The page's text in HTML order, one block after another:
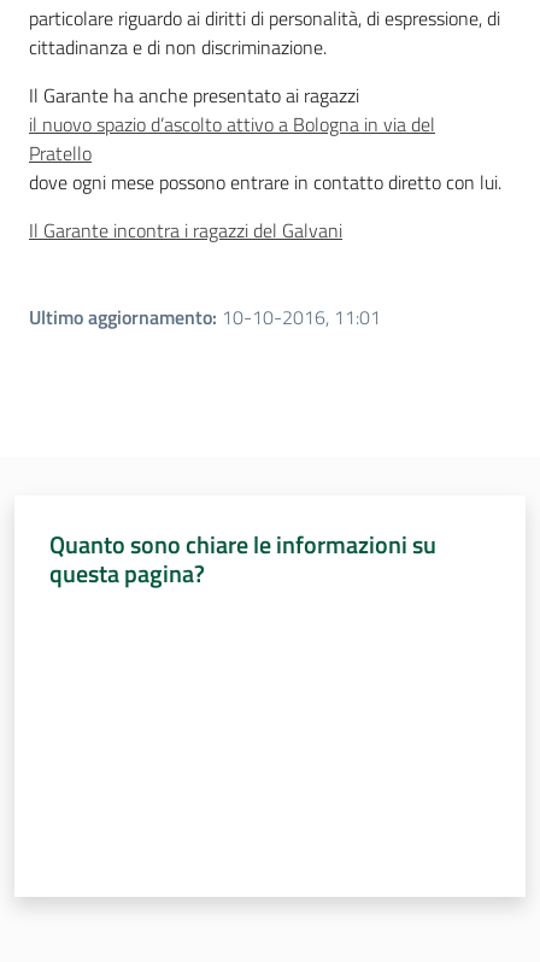
particolare riguardo ai diritti di personalità, di espressione, di
cittadinanza e di non discriminazione.
Il Garante ha anche presentato ai ragazzi
il nuovo spazio d’ascolto attivo a Bologna in via del
Pratello
dove ogni mese possono entrare in contatto diretto con lui.
Il Garante incontra i ragazzi del Galvani
Ultimo aggiornamento: 10-10-2016, 11:01
Quanto sono chiare le informazioni su
questa pagina?